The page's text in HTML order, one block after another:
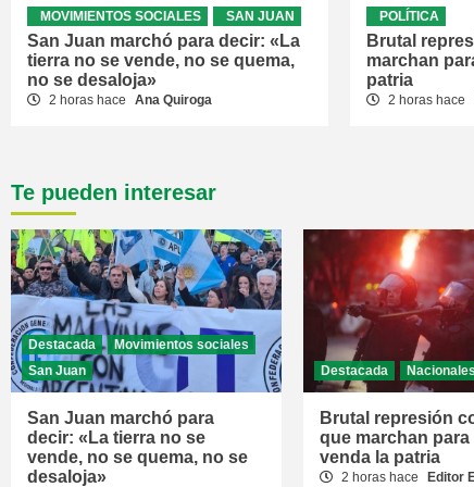
MOVIMIENTOS SOCIALES SAN JUAN
San Juan marchó para decir: «La
tierra no se vende, no se quema,
no se desaloja»
2 horas hace Ana Quiroga
POLÍTICA
Brutal
marchan
patria
2 horas hace
Te pueden interesar
Destacada
Movimientos sociales
San Juan
San Juan marchó para
decir: «La tierra no se
vende, no se quema, no se
desaloja»
Destacada Nacionales
Brutal represión
que marchan para
venda la patria
2 horas hace Editor